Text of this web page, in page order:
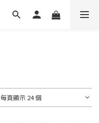
每頁顯示 24 個